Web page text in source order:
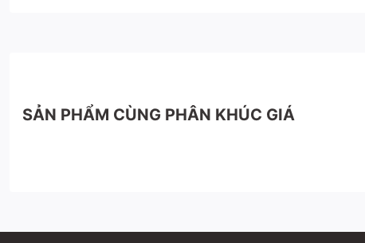
SẢN PHẨM CÙNG PHÂN KHÚC GIÁ